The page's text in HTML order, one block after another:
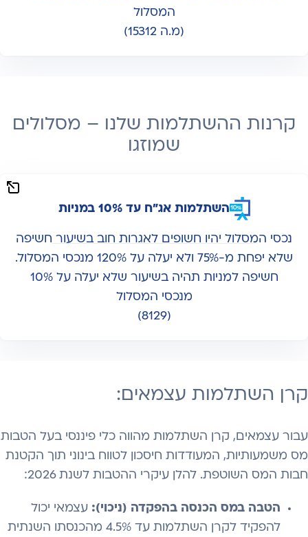
המסלול
(מ.ה 15312)
קרנות ההשתלמות שלנו – מסלולים
שמוזגו
השתלמות אג"ח עד 10% במניות
נכסי המסלול יהיו חשופים לאגרות חוב בשיעור חשיפה
שלא יפחת מ-75% ולא יעלה על 120% מנכסי המסלול.
חשיפה למניות תהיה בשיעור שלא יעלה על 10%
מנכסי המסלול
(8129)
קרן השתלמות עצמאים:
עבור עצמאים, קרן השתלמות מהווה כלי פיננסי בעל הטבות
מס משמעותיות, המעודדות חיסכון לטווח בינוני תוך הקטנת
חבות המס השוטפת. להלן עיקרי ההטבות לשנת 2026:
הטבה במס הכנסה בהפקדה (ניכוי): עצמאי יכול
להפקיד לקרן השתלמות עד 4.5% מהכנסתו השנתית